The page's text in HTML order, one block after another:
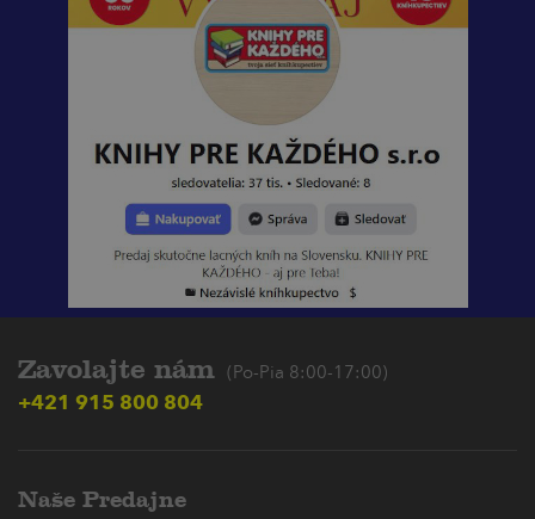
Zavolajte nám (Po-Pia 8:00-17:00)
+421 915 800 804
Naše Predajne